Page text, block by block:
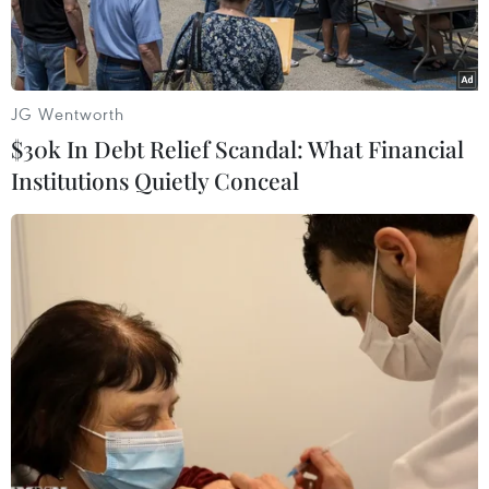
Lãnh đạo UBND Thành phố Hồ Chí Minh cùng đại diện các sở
ngành Thành phố chủ trì buổi họp báo. (Ảnh: Tiến Lực/TTXVN)
Lúc 16 giờ ngày 14/8, tại Trung tâm Bồi dưỡng
chính trị Quận 2, Ủy ban Nhân dân Thành phố
Hồ Chí Minh tổ chức họp báo thông tin về tiến
độ, kết quả thực hiện kết luận của Thanh tra
JG Wentworth
$30k In Debt Relief Scandal: What Financial
Institutions Quietly Conceal